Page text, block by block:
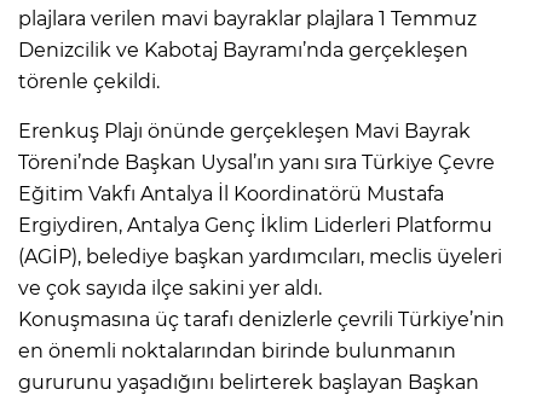
plajlara verilen mavi bayraklar plajlara 1 Temmuz
Denizcilik ve Kabotaj Bayramı’nda gerçekleşen
törenle çekildi.
Erenkuş Plajı önünde gerçekleşen Mavi Bayrak
Töreni’nde Başkan Uysal’ın yanı sıra Türkiye Çevre
Eğitim Vakfı Antalya İl Koordinatörü Mustafa
Ergiydiren, Antalya Genç İklim Liderleri Platformu
(AGİP), belediye başkan yardımcıları, meclis üyeleri
ve çok sayıda ilçe sakini yer aldı.
Konuşmasına üç tarafı denizlerle çevrili Türkiye’nin
en önemli noktalarından birinde bulunmanın
gururunu yaşadığını belirterek başlayan Başkan